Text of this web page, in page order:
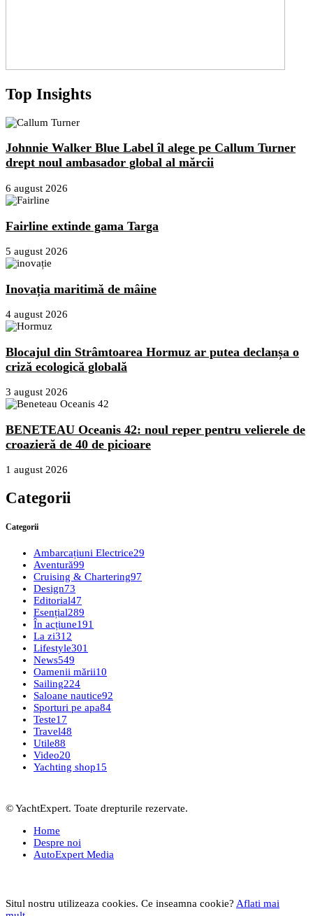
Top Insights
Johnnie Walker Blue Label îl alege pe Callum Turner
drept noul ambasador global al mărcii
6 august 2026
Fairline extinde gama Targa
5 august 2026
Inovația maritimă de mâine
4 august 2026
Blocajul din Strâmtoarea Hormuz ar putea declanșa o
criză ecologică globală
3 august 2026
BENETEAU Oceanis 42: noul reper pentru velierele de
croazieră de 40 de picioare
1 august 2026
Categorii
Categorii
Ambarcațiuni Electrice29
Aventură99
Cruising & Chartering97
Design73
Editorial47
Esențial289
În acțiune191
La zi312
Lifestyle301
News549
Oamenii mării10
Sailing224
Saloane nautice92
Sporturi pe apa84
Teste17
Travel48
Utile88
Video20
Yachting shop15
© YachtExpert. Toate drepturile rezervate.
Home
Despre noi
AutoExpert Media
Situl nostru utilizeaza cookies. Ce inseamna cookie? Aflati mai